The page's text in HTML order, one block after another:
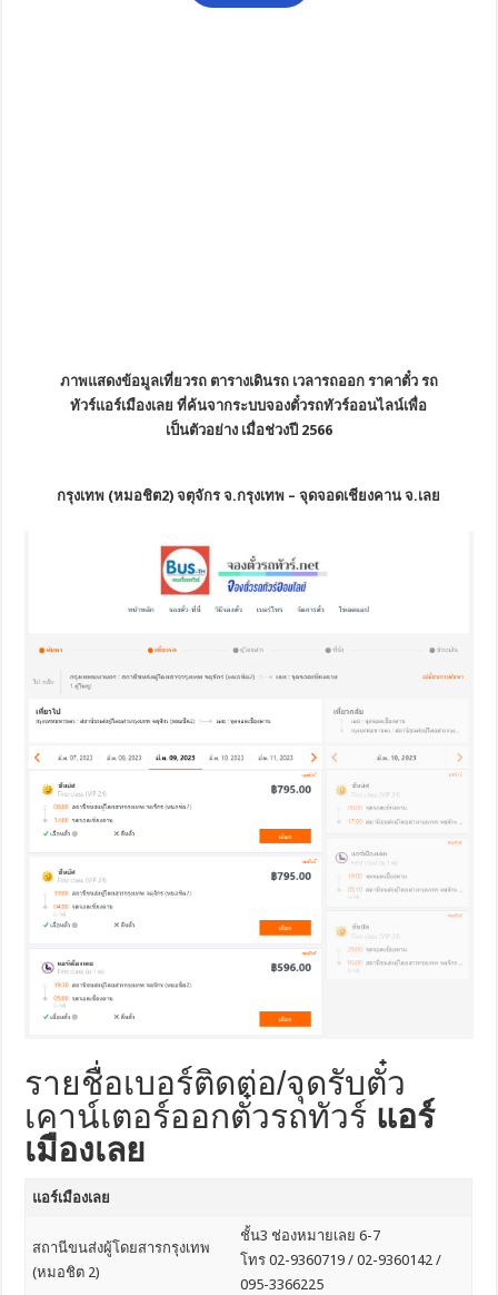
ภาพแสดงข้อมูลเที่ยวรถ ตารางเดินรถ เวลารถออก ราคาตั๋ว รถ
ทัวร์แอร์เมืองเลย ที่ค้นจากระบบจองตั๋วรถทัวร์ออนไลน์เพื่อ
เป็นตัวอย่าง เมื่อช่วงปี 2566
กรุงเทพ (หมอชิต2) จตุจักร จ.กรุงเทพ – จุดจอดเชียงคาน จ.เลย
รายชื่อเบอร์ติดต่อ/จุดรับตั๋ว
เคาน์เตอร์ออกตั๋วรถทัวร์ แอร์
เมืองเลย
แอร์เมืองเลย
สถานีขนส่งผู้โดยสารกรุงเทพ
(หมอชิต 2)
ชั้น3 ช่องหมายเลย 6-7
โทร 02-9360719 / 02-9360142 /
095-3366225